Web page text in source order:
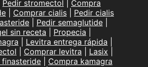
Pedir stromectol
Compra
Comprar cialis
Pedir cialis
Pedir semaglutide
sin receta Propecia
Levitra entrega rápida
Comprar levitra Lasix
finasteride
Compra kamagra